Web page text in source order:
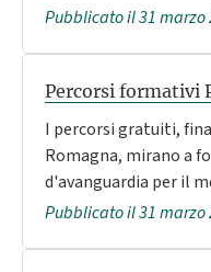
Pubblicato il 31 marzo
Percorsi formativi
I percorsi gratuiti,
Romagna, mirano a
d'avanguardia per il
Pubblicato il 31 marzo